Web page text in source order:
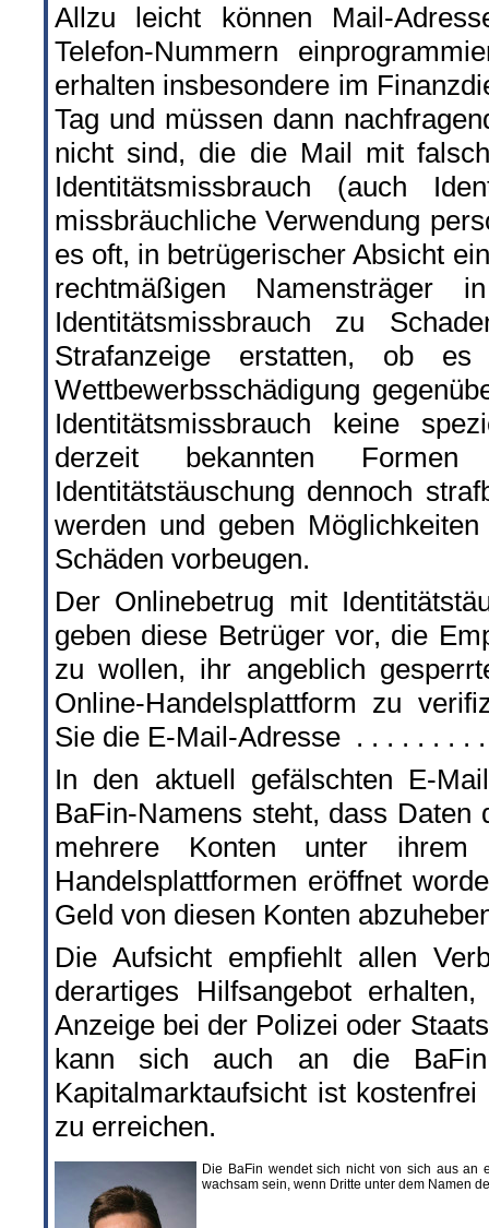
Allzu leicht können Mail-
Telefon-Nummern
erhalten insbesondere im
Tag und müssen dann
nicht sind, die die Mail mit
Identitätsmissbrauch (auch
missbräuchliche Verwendung
es oft, in betrügerischer Absicht
rechtmäßigen
Identitätsmissbrauch zu
Strafanzeige erstatten, ob
Wettbewerbsschädigung
Identitätsmissbrauch keine
derzeit bekannten
Identitätstäuschung dennoch
werden und geben
Schäden vorbeugen.
Der Onlinebetrug mit
geben diese Betrüger vor, die
zu wollen, ihr angeblich
Online-Handelsplattform zu
Sie die E-Mail-Adresse . . . . . . . . .
In den aktuell gefälschten E-
BaFin-Namens steht, dass Daten
mehrere Konten unter ihrem
Handelsplattformen eröffnet
Geld von diesen Konten
Die Aufsicht empfiehlt allen
derartiges Hilfsangebot
Anzeige bei der Polizei oder
kann sich auch an die BaFin
Kapitalmarktaufsicht ist
zu erreichen.
Die BaFin wendet sich nicht von sich aus an
wachsam sein, wenn Dritte unter dem Namen